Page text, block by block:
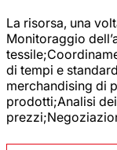
La risorsa, una
Monitoraggio
di tempi e
merchandising di
prodotti;Analisi